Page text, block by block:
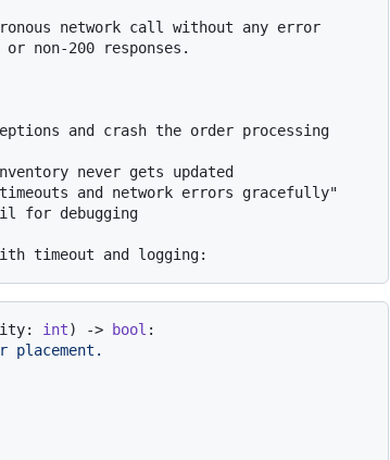
network call without any error
non-200 responses.
and crash the order processing
never gets updated
and network errors gracefully"
for debugging
int) -> bool :